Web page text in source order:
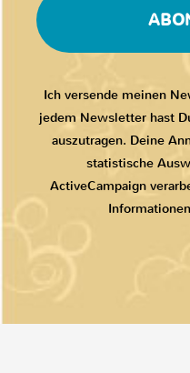
Ich versende meinen
jedem Newsletter hast
auszutragen. Deine
statistische
ActiveCampaign